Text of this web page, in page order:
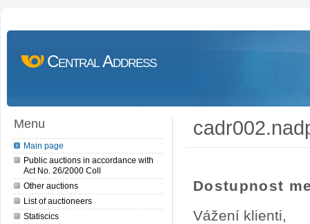
Central Address
Menu
Main page
Public auctions in accordance with
Act No. 26/2000 Coll
Other auctions
List of auctioneers
Statiscics
Dostupnost
Vážení klienti,